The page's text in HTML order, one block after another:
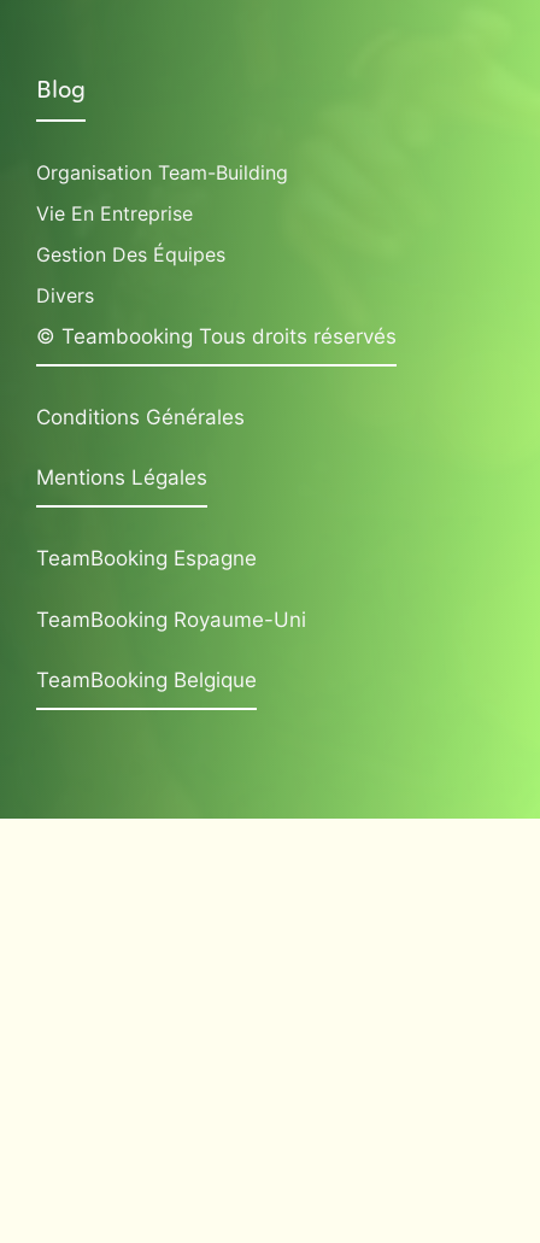
Blog
Organisation Team-Building
Vie En Entreprise
Gestion Des Équipes
Divers
© Teambooking Tous droits réservés
Conditions Générales
Mentions Légales
TeamBooking Espagne
TeamBooking Royaume-Uni
TeamBooking Belgique